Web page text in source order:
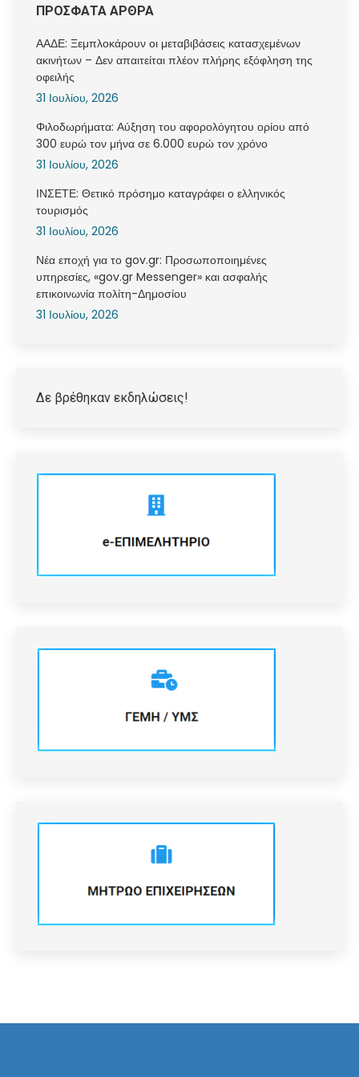
ΠΡΟΣΦΑΤΑ ΑΡΘΡΑ
ΑΑΔΕ: Ξεμπλοκάρουν οι μεταβιβάσεις κατασχεμένων
ακινήτων – Δεν απαιτείται πλέον πλήρης εξόφληση της
οφειλής
31 Ιουλίου, 2026
Φιλοδωρήματα: Αύξηση του αφορολόγητου ορίου από
300 ευρώ τον μήνα σε 6.000 ευρώ τον χρόνο
31 Ιουλίου, 2026
ΙΝΣΕΤΕ: Θετικό πρόσημο καταγράφει ο ελληνικός
τουρισμός
31 Ιουλίου, 2026
Νέα εποχή για το gov.gr: Προσωποποιημένες
υπηρεσίες, «gov.gr Messenger» και ασφαλής
επικοινωνία πολίτη-Δημοσίου
31 Ιουλίου, 2026
Δε βρέθηκαν εκδηλώσεις!